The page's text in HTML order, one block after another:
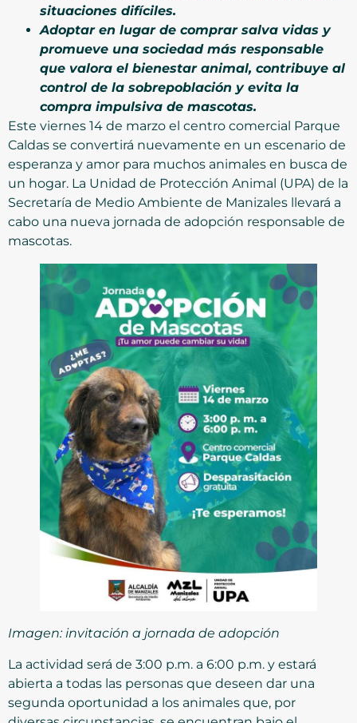
situaciones difíciles.
Adoptar en lugar de comprar salva vidas y
promueve una sociedad más responsable
que valora el bienestar animal, contribuye al
control de la sobrepoblación y evita la
compra impulsiva de mascotas.
Este viernes 14 de marzo el centro comercial Parque
Caldas se convertirá nuevamente en un escenario de
esperanza y amor para muchos animales en busca de
un hogar. La Unidad de Protección Animal (UPA) de la
Secretaría de Medio Ambiente de Manizales llevará a
cabo una nueva jornada de adopción responsable de
mascotas.
Imagen: invitación a jornada de adopción
La actividad será de 3:00 p.m. a 6:00 p.m. y estará
abierta a todas las personas que deseen dar una
segunda oportunidad a los animales que, por